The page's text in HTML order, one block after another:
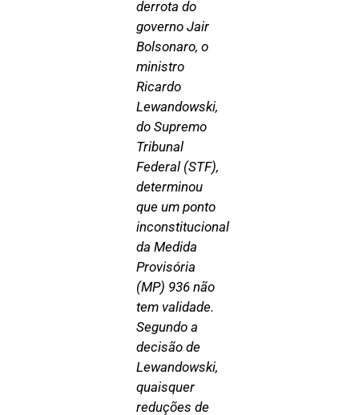
derrota do
governo Jair
Bolsonaro, o
ministro
Ricardo
Lewandowski,
do Supremo
Tribunal
Federal (STF),
determinou
que um ponto
inconstitucional
da Medida
Provisória
(MP) 936 não
tem validade.
Segundo a
decisão de
Lewandowski,
quaisquer
reduções de